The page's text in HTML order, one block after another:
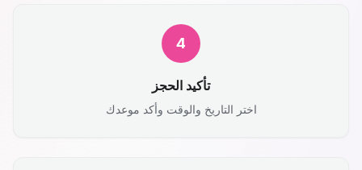
4
تأكيد الحجز
اختر التاريخ والوقت وأكد موعدك